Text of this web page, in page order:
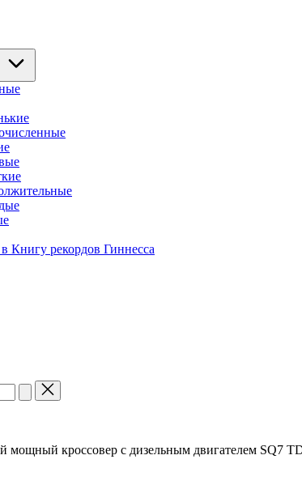
Книгу рекордов Гиннесса
мощный кроссовер с дизельным двигателем SQ7